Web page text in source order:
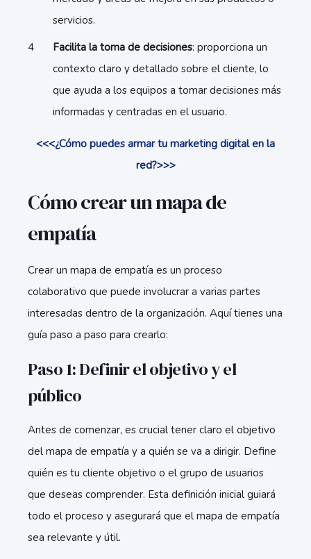
servicios.
Facilita la toma de decisiones: proporciona un
contexto claro y detallado sobre el cliente, lo
que ayuda a los equipos a tomar decisiones más
informadas y centradas en el usuario.
<<<¿Cómo puedes armar tu marketing digital en la
red?>>>
Cómo crear un mapa de
empatía
Crear un mapa de empatía es un proceso
colaborativo que puede involucrar a varias partes
interesadas dentro de la organización. Aquí tienes una
guía paso a paso para crearlo:
Paso 1: Definir el objetivo y el
público
Antes de comenzar, es crucial tener claro el objetivo
del mapa de empatía y a quién se va a dirigir. Define
quién es tu cliente objetivo o el grupo de usuarios
que deseas comprender. Esta definición inicial guiará
todo el proceso y asegurará que el mapa de empatía
sea relevante y útil.